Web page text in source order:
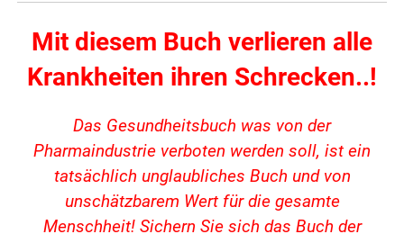
Mit diesem Buch verlieren alle
Krankheiten ihren Schrecken..!
Das Gesundheitsbuch was von der
Pharmaindustrie verboten werden soll, ist ein
tatsächlich unglaubliches Buch und von
unschätzbarem Wert für die gesamte
Menschheit! Sichern Sie sich das Buch der